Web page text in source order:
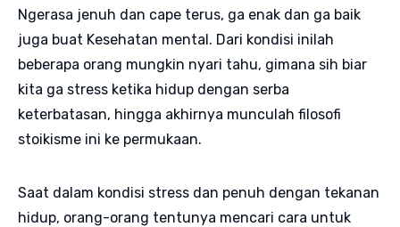
Ngerasa jenuh dan cape terus, ga enak dan ga baik
juga buat Kesehatan mental. Dari kondisi inilah
beberapa orang mungkin nyari tahu, gimana sih biar
kita ga stress ketika hidup dengan serba
keterbatasan, hingga akhirnya munculah filosofi
stoikisme ini ke permukaan.
Saat dalam kondisi stress dan penuh dengan tekanan
hidup, orang-orang tentunya mencari cara untuk